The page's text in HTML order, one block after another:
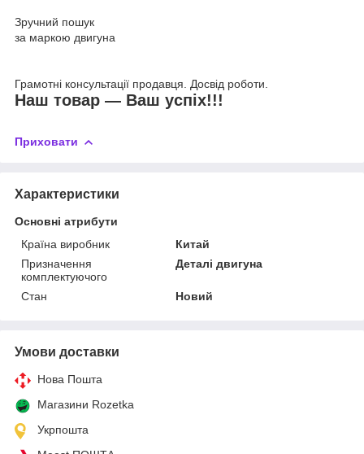
Зручний пошук
за маркою двигуна
Грамотні консультації продавця. Досвід роботи.
Наш товар ― Ваш успіх!!!
Приховати
Характеристики
Основні атрибути
Країна виробник
Китай
Призначення
комплектуючого
Деталі двигуна
Стан Новий
Умови доставки
Нова Пошта
Магазини Rozetka
Укрпошта